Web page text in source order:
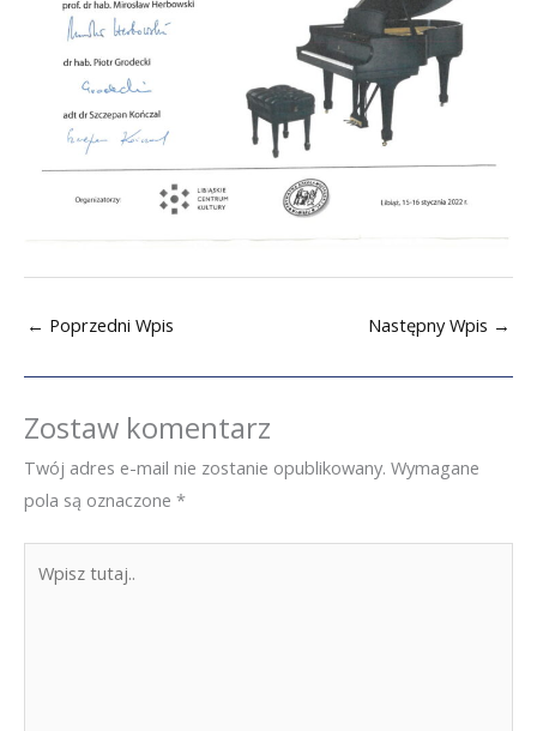
← Poprzedni Wpis Następny Wpis →
Zostaw komentarz
Twój adres e-mail nie zostanie opublikowany. Wymagane
pola są oznaczone *
tutaj..